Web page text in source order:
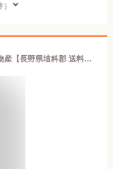
炊き込みごはんの素 きのこご飯 350g 交和物産【長野県埴科郡 送料別】【NS】